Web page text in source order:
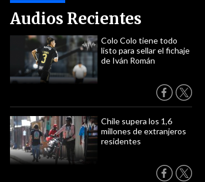
Audios Recientes
Colo Colo tiene todo
listo para sellar el fichaje
de Iván Román
Chile supera los 1,6
millones de extranjeros
residentes